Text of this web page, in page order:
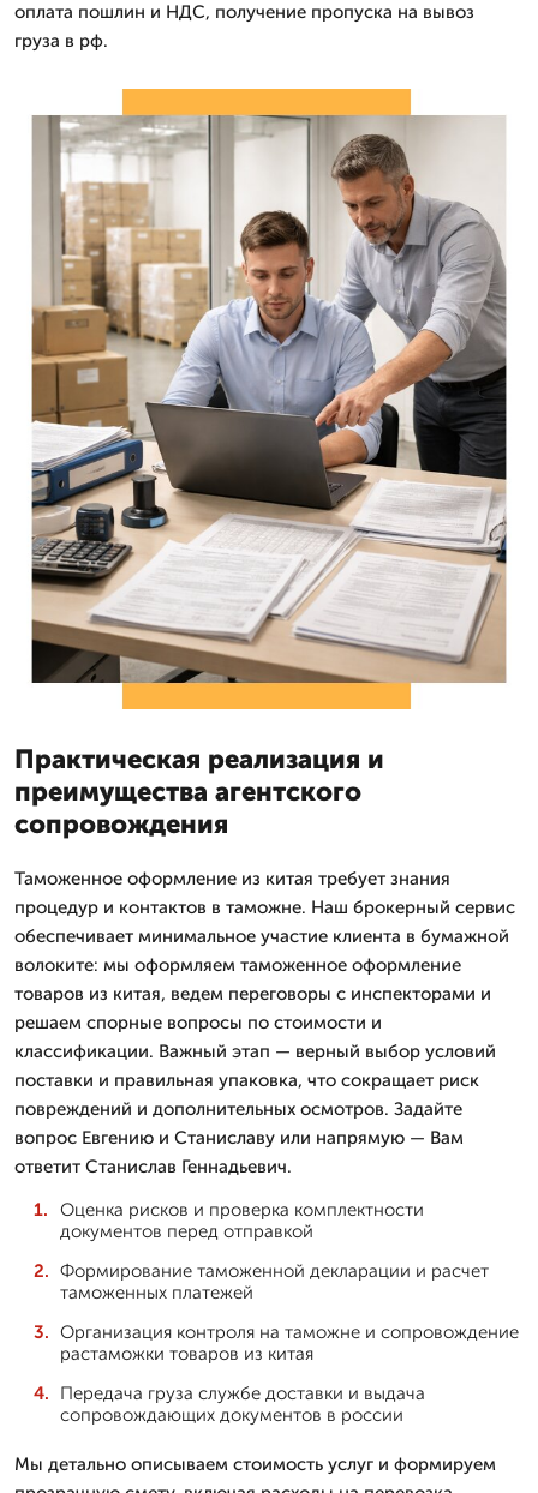
оплата пошлин и НДС, получение пропуска на вывоз
груза в рф.
Практическая реализация и
преимущества агентского
сопровождения
Таможенное оформление из китая требует знания
процедур и контактов в таможне. Наш брокерный сервис
обеспечивает минимальное участие клиента в бумажной
волоките: мы оформляем таможенное оформление
товаров из китая, ведем переговоры с инспекторами и
решаем спорные вопросы по стоимости и
классификации. Важный этап — верный выбор условий
поставки и правильная упаковка, что сокращает риск
повреждений и дополнительных осмотров. Задайте
вопрос Евгению и Станиславу или напрямую — Вам
ответит Станислав Геннадьевич.
Оценка рисков и проверка комплектности
документов перед отправкой
Формирование таможенной декларации и расчет
таможенных платежей
Организация контроля на таможне и сопровождение
растаможки товаров из китая
Передача груза службе доставки и выдача
сопровождающих документов в россии
Мы детально описываем стоимость услуг и формируем